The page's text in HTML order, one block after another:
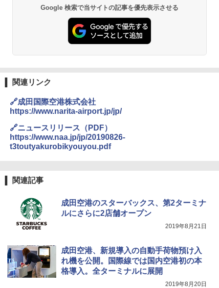
PYKES PEAK (パイクスピーク) 着替えテン
ト プライバシー テント 【中が透けない】 1
人用 折りたたみ 防災グッズ 災害用トイレ ビ
ーチ ピクニック ポップアップテント 携帯 簡
ENDLESS BASE 《めざましテレビで紹介》
テント ワンタッチ RENEW 幅200 2-3人用 43
500002(89232)
￥5,499
￥8,991
X 2人用 3人用 キャンプ アウトドア フェス
収納 コンパクト 簡単設営 カンガルーテント
ソロキャンプ ソロテント
USB充電式 高精度 超長距離照射 長時間使用
可能 安全ロック付き 高安全性 金属製耐久 コ
ンパクト多機能設計 持ち運び便利 アウトド
ア/オフィス/教育現場/展示会用 緑
防水 UVカット 4段階高さ調整 軽量 収納袋付
き
￥6,459
熊撃退スプレー 熊よけスプレー 熊スプレー
防災用品 長期保存可能 緊急時用 日本国内発
送
ソーラー LED ランタン Type-C 充電式 ソー
ラーランタン IP65防水 キャンプ用品 防災グ
ッズ 6種類のライトモード 防災 吊り下げ 折
り畳み式 キャンプソーラーライト防災 停電
Google 検索で当サイトの記事を優先表示させる
関連リンク
🔗成田国際空港株式会社
https://www.narita-airport.jp/jp/
🔗ニュースリリース（PDF）
https://www.naa.jp/jp/20190826-
t3toutyakurobikyouyou.pdf
関連記事
成田空港のスターバックス、第2ターミナ
ルにさらに2店舗オープン
2019年8月21日
成田空港、新規導入の自動手荷物預け入
れ機を公開。国際線では国内空港初の本
格導入。全ターミナルに展開
2019年8月20日